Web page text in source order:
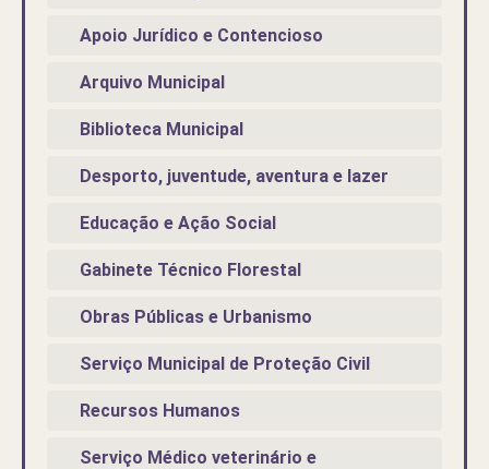
Apoio Jurídico e Contencioso
Arquivo Municipal
Biblioteca Municipal
Desporto, juventude, aventura e lazer
Educação e Ação Social
Gabinete Técnico Florestal
Obras Públicas e Urbanismo
Serviço Municipal de Proteção Civil
Recursos Humanos
Serviço Médico veterinário e